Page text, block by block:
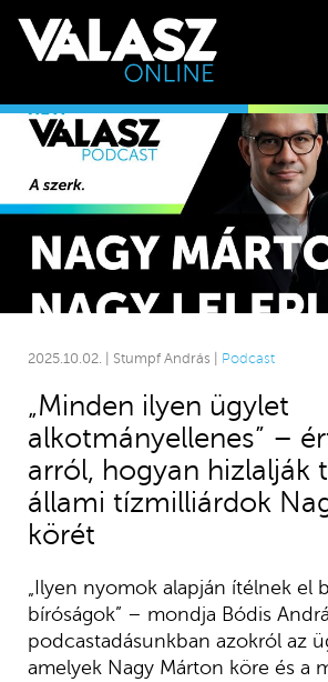
2025.10.02. | Stumpf András | Podcast
„Minden ilyen ügylet
alkotmányellenes” –
arról, hogyan hizlalják
állami tízmilliárdok
körét
„Ilyen nyomok alapján ítélnek el
bíróságok” – mondja Bódis
podcastadásunkban azokról az
amelyek Nagy Márton köre és a